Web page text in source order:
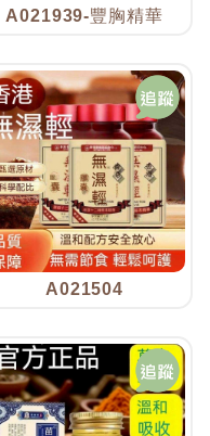
A021939-豐胸精華
A021504